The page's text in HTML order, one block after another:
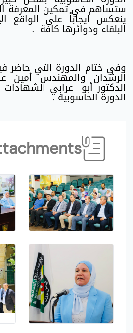
ستساهم في تمكين المعرفة
ينعكس ايجاباً على الواقع
البلقاء ودوائرها كافة .
وفي ختام الدورة التي حاضر
الرشدان والمهندس أمين
الدكتور أبو عرابي
الدورة الحاسوبية .